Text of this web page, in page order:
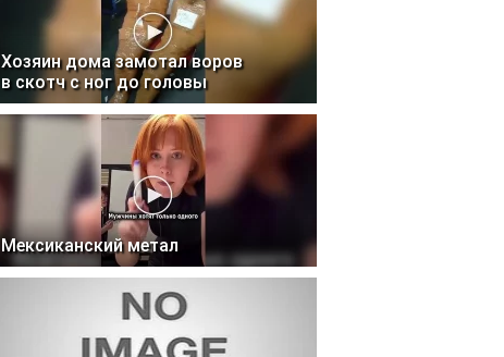
Хозяин дома замотал воров
в скотч с ног до головы
Мексиканский метал